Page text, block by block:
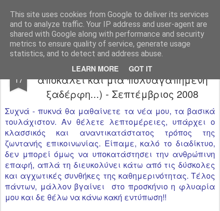
This site uses cookies from Google to deliver its services
and to analyze traffic. Your IP address and user-agent are
shared with Google along with performance and security
metrics to ensure quality of service, generate usage
statistics, and to detect and address abuse.
LEARN MORE GOT IT
ΠΑΡΑΛΙΑΚΑ -PARALIAKA.GR ΖΗΣΕ ΤΗΝ ΠΟΛΗ ΣΟΥ ΚΑΘΕ ΣΤΙΓΜΗ, ΣΕ ΚΑΘΕ ΓΩΝΙΑ ΤΗΣ , ΣΤΟ ΜΕΓΙΣΤΟ ΒΑΘΜΟ!
Αρχική σελίδα
17
Τα νέα του Τζονάκου (όπως με
αποκαλεί και μια πολυαγαπημένη
ξαδέρφη...) - Σεπτέμβριος 2008
Συχνά - πυκνά θα μαθαίνετε τα νέα μου, τα βασικά
τουλάχιστον. Αν θέλετε λεπτομέρειες, υπάρχει ο
κλασσικός και αναντικατάστατος τρόπος της
ζωντανής επικοινωνίας. Είπαμε, καλό το διαδίκτυο,
δεν μπορεί όμως να υποκατάστησει την ανθρώπινη
επαφή, απλά τη διευκολύνει κάτω από τις δύσκολες
και αγχωτικές συνθήκες της καθημερινότητας. Τέλος
πάντων, μάλλον βγαίνει στο προσκήνιο η φλυαρία
μου και δε θέλω να κάνω κακή εντύπωση!!